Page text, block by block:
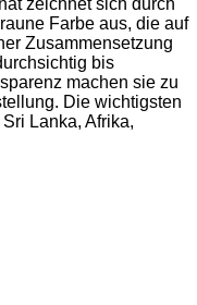
zeichnet sich durch
Farbe aus, die auf
Zusammensetzung
bis
machen sie zu
Die wichtigsten
Lanka, Afrika,